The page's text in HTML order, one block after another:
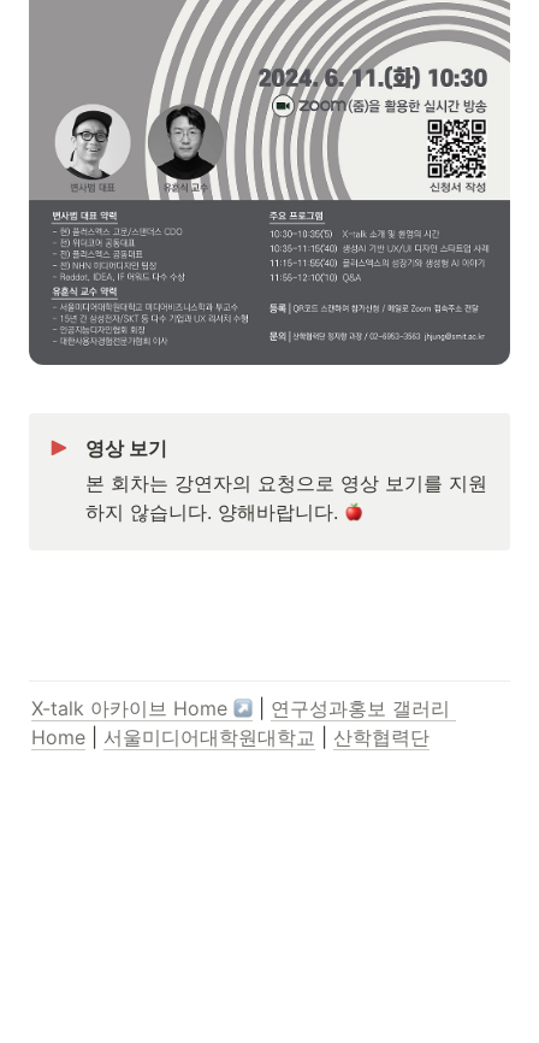
영상 보기
본 회차는 강연자의 요청으로 영상 보기를 지원
하지 않습니다. 양해바랍니다.
X-talk 아카이브 Home
연구성과홍보 갤러리
Home
서울미디어대학원대학교 산학협력단